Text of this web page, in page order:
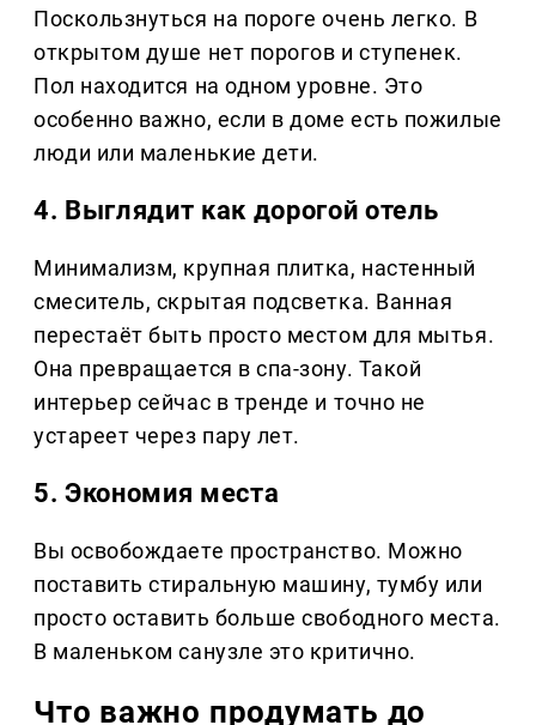
Поскользнуться на пороге очень легко. В
открытом душе нет порогов и ступенек.
Пол находится на одном уровне. Это
особенно важно, если в доме есть пожилые
люди или маленькие дети.
4. Выглядит как дорогой отель
Минимализм, крупная плитка, настенный
смеситель, скрытая подсветка. Ванная
перестаёт быть просто местом для мытья.
Она превращается в спа-зону. Такой
интерьер сейчас в тренде и точно не
устареет через пару лет.
5. Экономия места
Вы освобождаете пространство. Можно
поставить стиральную машину, тумбу или
просто оставить больше свободного места.
В маленьком санузле это критично.
Что важно продумать до